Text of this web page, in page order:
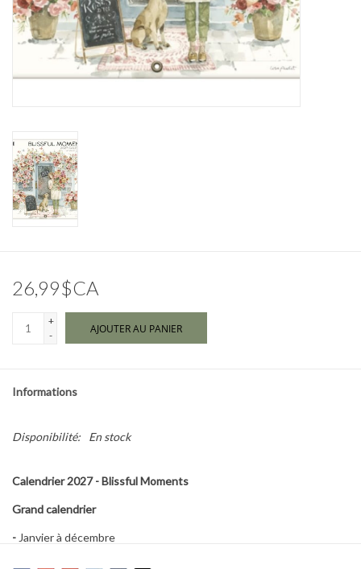
Parfumerie
Papeterie
Vente
Gift cards
26,99$CA
+
-
AJOUTER AU PANIER
Informations
Disponibilité: En stock
Calendrier 2027 - Blissful Moments
Grand calendrier
-Janvier à décembre
-12 images en couleur en papier gaufré